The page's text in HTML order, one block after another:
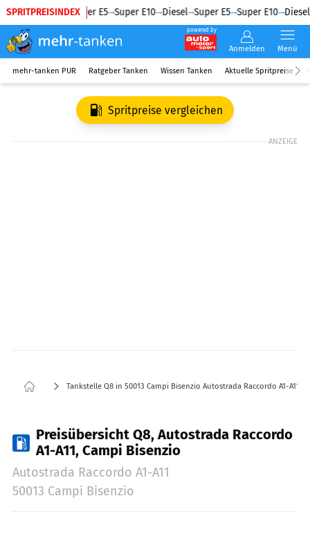
SPRITPREISINDEX
Diesel Super E5 Super E10 Diesel Super E5 Super E10 Diesel
powered by
Anmelden Menü
mehr-tanken PUR Ratgeber Tanken Wissen Tanken Aktuelle Spritpreise
Spritpreise vergleichen
ANZEIGE
Tankstelle Q8 in 50013 Campi Bisenzio Autostrada Raccordo A1-A11
Preisübersicht Q8, Autostrada Raccordo
A1-A11, Campi Bisenzio
Autostrada Raccordo A1-A11
50013 Campi Bisenzio